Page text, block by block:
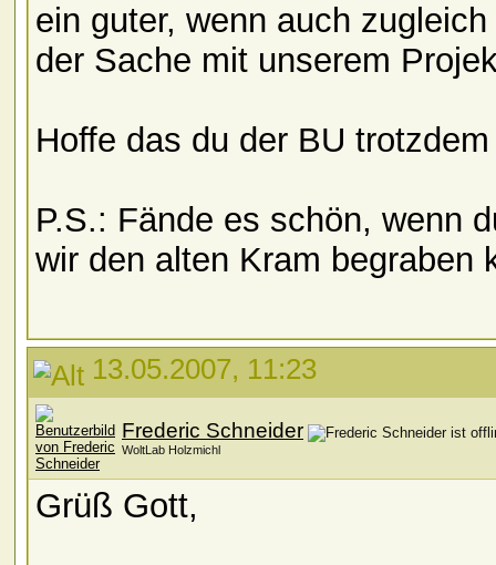
ein guter, wenn auch
der Sache mit unserem
Hoffe das du der BU
P.S.: Fände es schön, wenn
wir den alten Kram begraben
13.05.2007, 11:23
Frederic Schneider
WoltLab Holzmichl
Grüß Gott,